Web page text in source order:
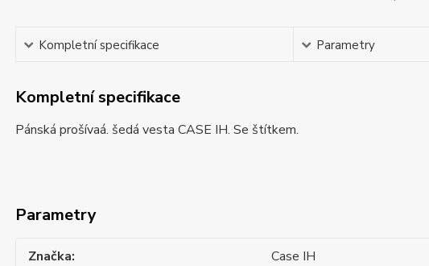
Kompletní specifikace Parametry
Kompletní specifikace
Pánská prošívaá. šedá vesta CASE IH. Se štítkem.
Parametry
Značka Case IH